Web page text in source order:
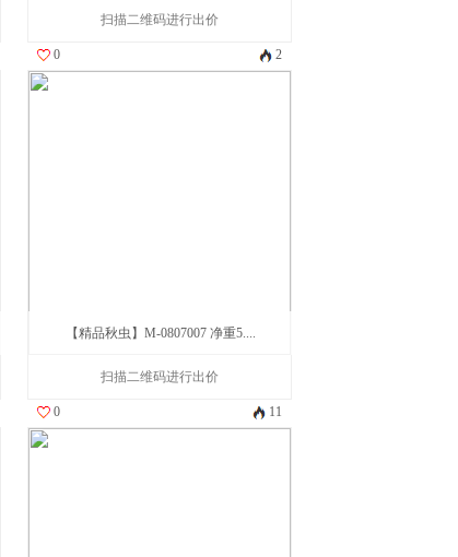
扫描二维码进行出价
0 2
【精品秋虫】M-0807007 净重5....
扫描二维码进行出价
0 11